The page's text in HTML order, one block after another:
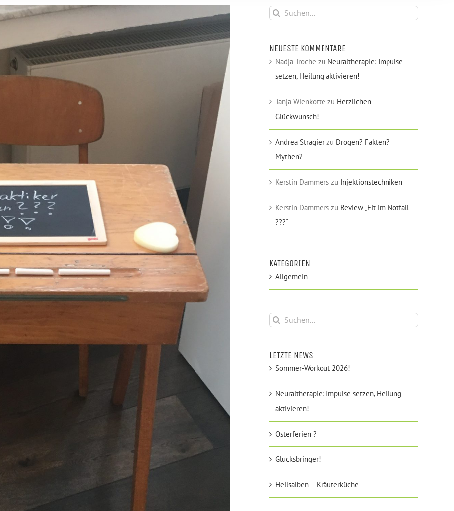
Suche
NEUESTE KOMMENTARE
Nadja Troche zu Neuraltherapie: Impulse
setzen, Heilung aktivieren!
Tanja Wienkotte zu Herzlichen
Glückwunsch!
Andrea Stragier zu Drogen? Fakten?
Mythen?
Kerstin Dammers zu Injektionstechniken
Kerstin Dammers zu Review „Fit im Notfall
???“
KATEGORIEN
Allgemein
Suche
LETZTE NEWS
Sommer-Workout 2026!
Neuraltherapie: Impulse setzen, Heilung
aktivieren!
Osterferien ?
Glücksbringer!
Heilsalben – Kräuterküche